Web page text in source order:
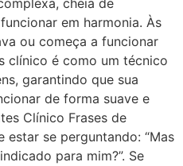
cheia de
em harmonia. Às
ou começa a funcionar
clínico é como um técnico
garantindo que sua
de forma suave e
Clínico Frases de
estar se perguntando: “Mas
para mim?”. Se